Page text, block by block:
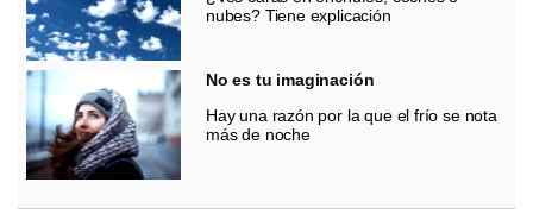
nubes? Tiene explicación
No es tu imaginación
Hay una razón por la que el frío se nota
más de noche